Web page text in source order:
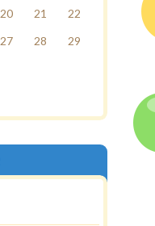
20 21
22
27 28
29